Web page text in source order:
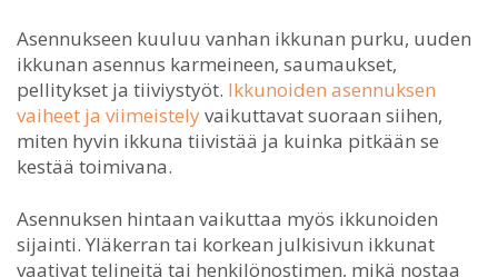
Asennukseen kuuluu vanhan ikkunan purku, uuden
ikkunan asennus karmeineen, saumaukset,
pellitykset ja tiiviystyöt. Ikkunoiden asennuksen
vaiheet ja viimeistelyvaikuttavat suoraan siihen,
miten hyvin ikkuna tiivistää ja kuinka pitkään se
kestää toimivana.
Asennuksen hintaan vaikuttaa myös ikkunoiden
sijainti. Yläkerran tai korkean julkisivun ikkunat
vaativat telineitä tai henkilönostimen, mikä nostaa